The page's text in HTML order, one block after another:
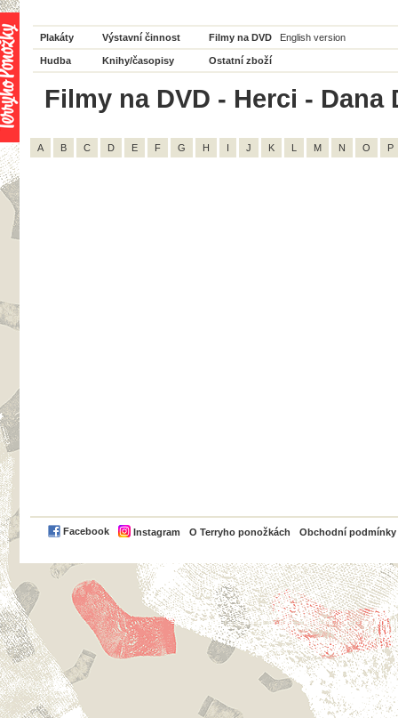
Plakáty Výstavní činnost Filmy na DVD English version
Hudba Knihy/časopisy Ostatní zboží
Filmy na DVD - Herci -
A B C D E F G H I J K L M N O P
Facebook Instagram O Terryho ponožkách Obchodní podmínky
PayPal